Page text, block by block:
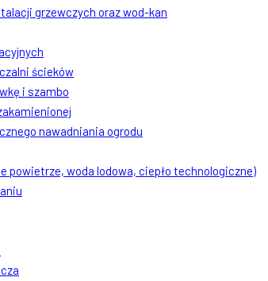
grzewczych oraz wod-kan
ścieków
i szambo
nawadniania ogrodu
powietrze, woda lodowa, ciepło technologiczne)